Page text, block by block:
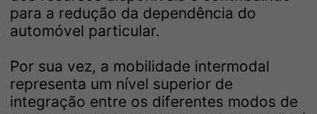
para a redução da dependência do
automóvel particular.
Por sua vez, a mobilidade intermodal
representa um nível superior de
integração entre os diferentes modos de